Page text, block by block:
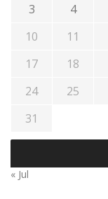
3
4
10
11
17
18
24
25
31
« Jul